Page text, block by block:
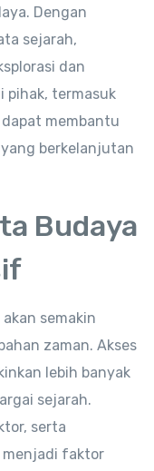
Dengan
sejarah,
dan
pihak, termasuk
dapat membantu
berkelanjutan
Budaya
semakin
zaman. Akses
lebih banyak
sejarah.
serta
menjadi faktor